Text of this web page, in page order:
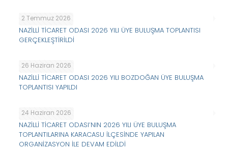
2 Temmuz 2026
NAZİLLİ TİCARET ODASI 2026 YILI ÜYE BULUŞMA TOPLANTISI
GERÇEKLEŞTİRİLDİ
26 Haziran 2026
NAZİLLİ TİCARET ODASI 2026 YILI BOZDOĞAN ÜYE BULUŞMA
TOPLANTISI YAPILDI
24 Haziran 2026
NAZİLLİ TİCARET ODASI’NIN 2026 YILI ÜYE BULUŞMA
TOPLANTILARINA KARACASU İLÇESİNDE YAPILAN
ORGANİZASYON İLE DEVAM EDİLDİ